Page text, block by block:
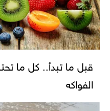
قبل ما تبدأ.. كل ما
الفواكه